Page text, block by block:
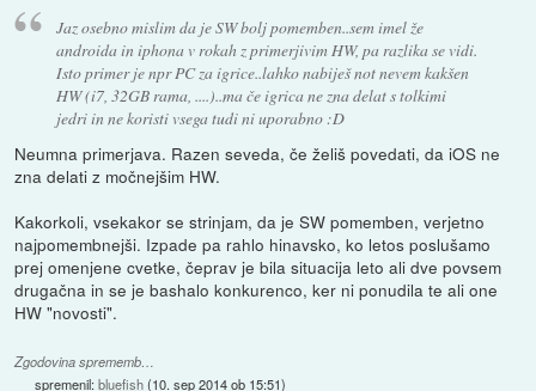
Jaz osebno mislim da je SW bolj pomemben..sem imel že
androida in iphona v rokah z primerjivim HW, pa razlika se vidi.
Isto primer je npr PC za igrice..lahko nabiješ not nevem kakšen
HW (i7, 32GB rama, ....)..ma če igrica ne zna delat s tolkimi
jedri in ne koristi vsega tudi ni uporabno :D
Neumna primerjava. Razen seveda, če želiš povedati, da iOS ne
zna delati z močnejšim HW.
Kakorkoli, vsekakor se strinjam, da je SW pomemben, verjetno
najpomembnejši. Izpade pa rahlo hinavsko, ko letos poslušamo
prej omenjene cvetke, čeprav je bila situacija leto ali dve povsem
drugačna in se je bashalo konkurenco, ker ni ponudila te ali one
HW "novosti".
Zgodovina sprememb…
spremenil:bluefish(10. sep 2014 ob 15:51)